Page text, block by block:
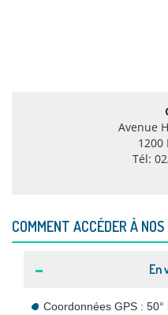
Avenue
1200
Tél:
COMMENT ACCÉDER À
En
Coordonnées GPS : 50°